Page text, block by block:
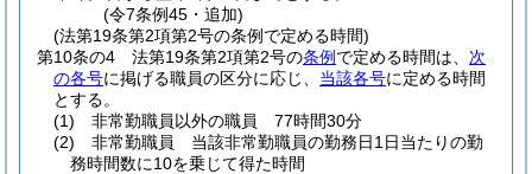
(令7条例45・追加)
(法第19条第2項第2号の条例で定める時間)
第10条の4
法第19条第2項第2号の条例 で定める時間は、 次
の各号に掲げる職員の区分に応じ、 当該各号に定める時間
とする。
(1)
非常勤職員以外の職員 77時間30分
(2)
非常勤職員 当該非常勤職員の勤務日1日当たりの勤
務時間数に10を乗じて得た時間